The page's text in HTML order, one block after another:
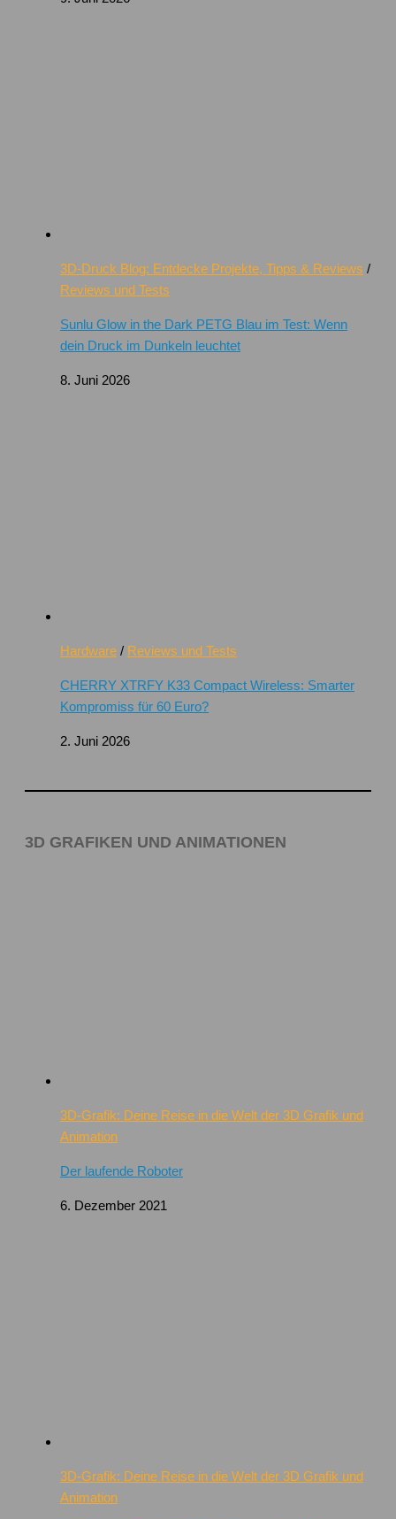
3D-Druck Blog: Entdecke Projekte, Tipps & Reviews /
Reviews und Tests
Sunlu Glow in the Dark PETG Blau im Test: Wenn
dein Druck im Dunkeln leuchtet
8. Juni 2026
Hardware / Reviews und Tests
CHERRY XTRFY K33 Compact Wireless: Smarter
Kompromiss für 60 Euro?
2. Juni 2026
3D GRAFIKEN UND ANIMATIONEN
3D-Grafik: Deine Reise in die Welt der 3D Grafik und
Animation
Der laufende Roboter
6. Dezember 2021
3D-Grafik: Deine Reise in die Welt der 3D Grafik und
Animation